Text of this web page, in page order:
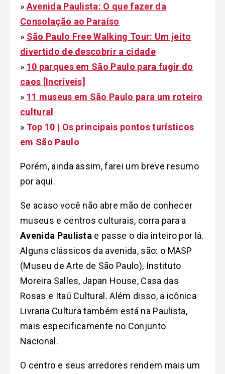
» Avenida Paulista: O que fazer da
Consolação ao Paraíso
» São Paulo Free Walking Tour: Um jeito
divertido de descobrir a cidade
» 10 parques em São Paulo para fugir do
caos [Incríveis]
» 11 museus em São Paulo para um roteiro
cultural
» Top 10 | Os principais pontos turísticos
em São Paulo
Porém, ainda assim, farei um breve resumo
por aqui.
Se acaso você não abre mão de conhecer
museus e centros culturais, corra para a
Avenida Paulista e passe o dia inteiro por lá.
Alguns clássicos da avenida, são: o MASP
(Museu de Arte de São Paulo), Instituto
Moreira Salles, Japan House, Casa das
Rosas e Itaú Cultural. Além disso, a icônica
Livraria Cultura também está na Paulista,
mais especificamente no Conjunto
Nacional.
O centro e seus arredores rendem mais um